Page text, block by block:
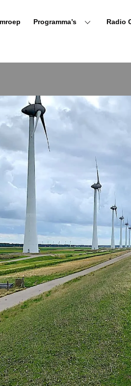
Programma’s Radio